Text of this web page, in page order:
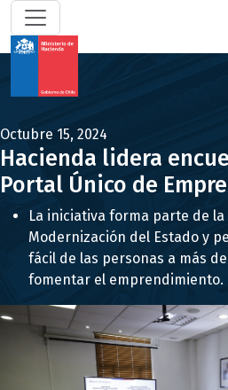
Octubre 15, 2024
Hacienda lidera
Portal Único de
La iniciativa forma parte de la
Modernización del Estado y
fácil de las personas a más
fomentar el emprendimiento.